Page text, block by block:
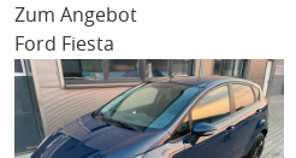
Zum Angebot
Ford Fiesta